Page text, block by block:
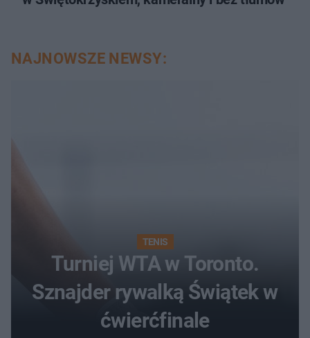
NAJNOWSZE NEWSY:
TENIS
Turniej WTA w Toronto.
Sznajder rywalką Świątek w
ćwierćfinale